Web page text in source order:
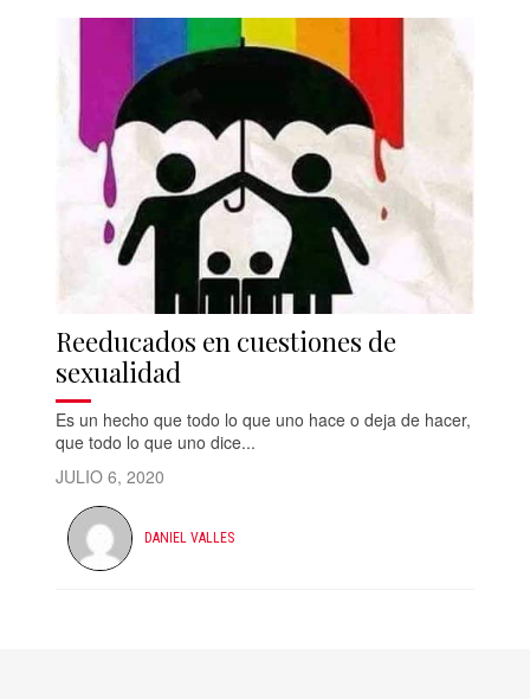
Reeducados en cuestiones de
sexualidad
Es un hecho que todo lo que uno hace o deja de hacer,
que todo lo que uno dice...
JULIO 6, 2020
DANIEL VALLES